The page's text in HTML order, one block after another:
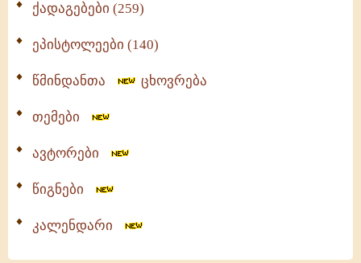
ქადაგებები (259)
ეპისტოლეები (140)
წმინდანთა ცხოვრება
თემები
ავტორები
წიგნები
კალენდარი